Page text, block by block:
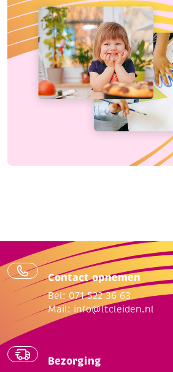
Contact opnemen
Bel: 071 522 36 63
Mail: info@ltcleiden.nl
Bezorging